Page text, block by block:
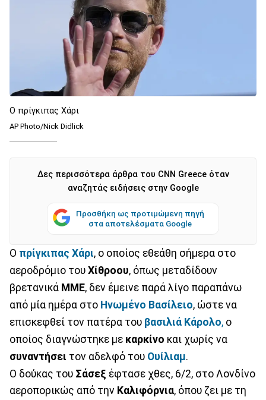
Ο πρίγκιπας Χάρι
AP Photo/Nick Didlick
Δες περισσότερα άρθρα του CNN Greece όταν
αναζητάς ειδήσεις στην Google
Προσθήκη ως προτιμώμενη πηγή
στα αποτελέσματα Google
Ο πρίγκιπας Χάρι, ο οποίος εθεάθη σήμερα στο
αεροδρόμιο του Χίθροου, όπως μεταδίδουν
βρετανικά ΜΜΕ, δεν έμεινε παρά λίγο παραπάνω
από μία ημέρα στο Ηνωμένο Βασίλειο, ώστε να
επισκεφθεί τον πατέρα του βασιλιά Κάρολο, ο
οποίος διαγνώστηκε με καρκίνο και χωρίς να
συναντήσει τον αδελφό του Ουίλιαμ.
Ο δούκας του Σάσεξ έφτασε χθες, 6/2, στο Λονδίνο
αεροπορικώς από την Καλιφόρνια, όπου ζει με τη